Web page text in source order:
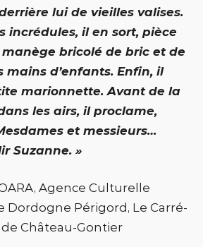
lui de vieilles valises.
incrédules, il en sort, pièce
bricolé de bric et de
mains d’enfants. Enfin, il
marionnette. Avant de la
les airs, il proclame,
et messieurs…
Suzanne. »
Agence Culturelle
Périgord, Le Carré-
Château-Gontier